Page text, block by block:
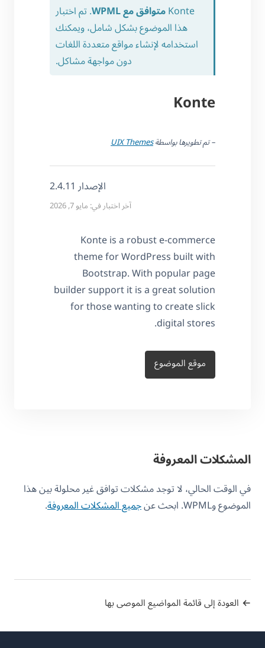
Konteمتوافق مع WPML
. تم اختبار
هذا الموضوع بشكل شامل، ويمكنك
استخدامه لإنشاء مواقع متعددة اللغات
دون مواجهة مشاكل.
Konte
– تم تطويرها بواسطةUIX Themes
الإصدار 2.4.11
آخر اختبار في: مايو 7, 2026
Konte is a robust e-commerce
theme for WordPress built with
Bootstrap. With popular page
builder support it is a great solution
for those wanting to create slick
digital stores.
موقع الموضوع
المشكلات المعروفة
في الوقت الحالي، لا توجد مشكلات توافق غير محلولة بين هذا
الموضوع وWPML. ابحث عن
جميع المشكلات المعروفة.
العودة إلى قائمة المواضيع الموصى بها